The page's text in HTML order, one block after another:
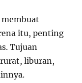
itu, penting
Tujuan
liburan,